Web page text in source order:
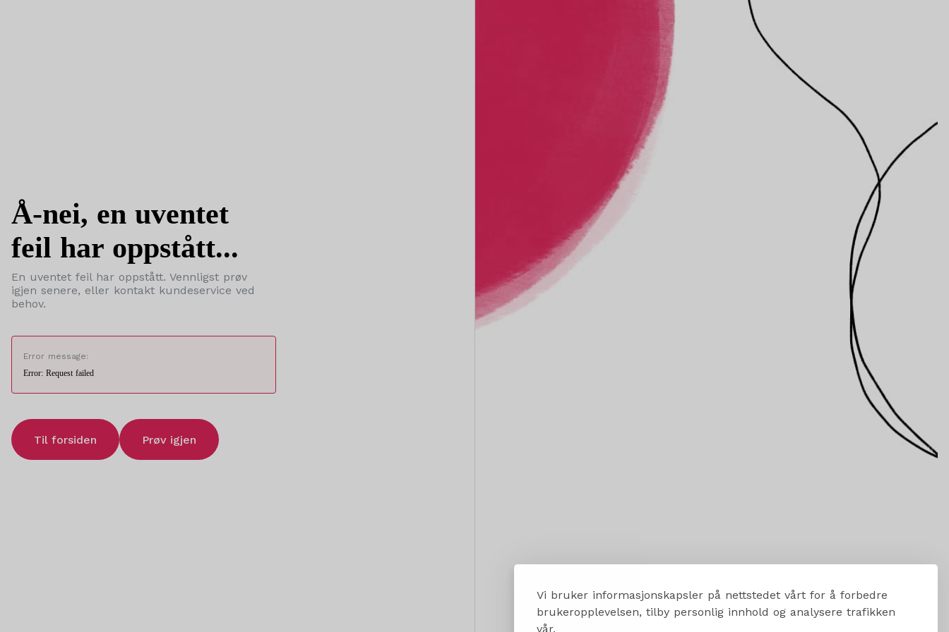
Vi bruker informasjonskapsler på nettstedet vårt for å forbedre
brukeropplevelsen, tilby personlig innhold og analysere trafikken
vår.
Å-nei, en uventet
feil har oppstått...
En uventet feil har oppstått. Vennligst prøv
igjen senere, eller kontakt kundeservice ved
behov.
Error message:
Error: Request failed
Til forsiden Prøv igjen